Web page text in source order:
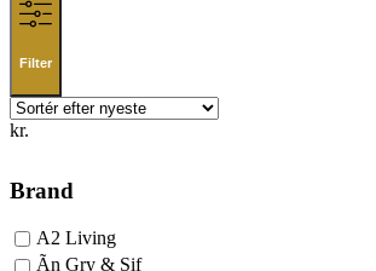
Filter
kr.
Brand
A2 Living
Ãn Gry & Sif